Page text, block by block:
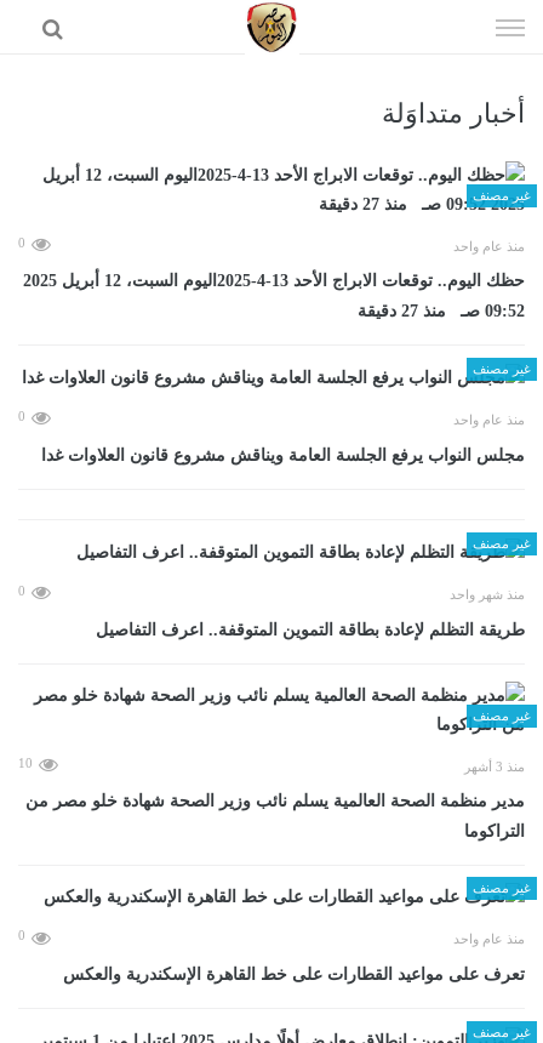
الى
أخبار متداوَلة
غير مصنف
منذ عام واحد 0
حظك اليوم.. توقعات الابراج الأحد 13-4-2025اليوم السبت، 12 أبريل 2025
09:52 صـ منذ 27 دقيقة
غير مصنف
منذ عام واحد 0
مجلس النواب يرفع الجلسة العامة ويناقش مشروع قانون العلاوات غدا
غير مصنف
منذ شهر واحد 0
طريقة التظلم لإعادة بطاقة التموين المتوقفة.. اعرف التفاصيل
غير مصنف
منذ 3 أشهر 10
مدير منظمة الصحة العالمية يسلم نائب وزير الصحة شهادة خلو مصر من
التراكوما
غير مصنف
منذ عام واحد 0
تعرف على مواعيد القطارات على خط القاهرة الإسكندرية والعكس
غير مصنف